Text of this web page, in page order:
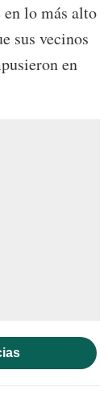
lo más alto
sus vecinos
en